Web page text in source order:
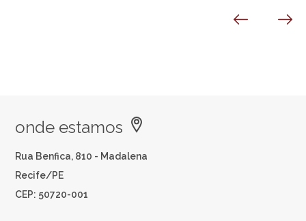
onde estamos
Rua Benfica, 810 - Madalena
Recife/PE
CEP: 50720-001